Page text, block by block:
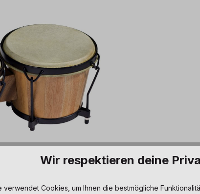
Wir respektieren deine
verwendet Cookies, um Ihnen die bestmögliche